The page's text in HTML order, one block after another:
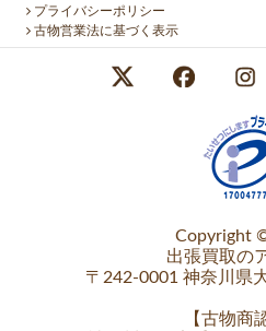
プライバシーポリシー
古物営業法に基づく表示
Copyright
出張買取の
〒242-0001 神奈川県
【古物商